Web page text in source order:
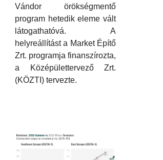
Vándor örökségmentő
program hetedik eleme vált
látogathatóvá. A
helyreállítást a Market Építő
Zrt. programja finanszírozta,
a Középülettervező Zrt.
(KÖZTI) tervezte.